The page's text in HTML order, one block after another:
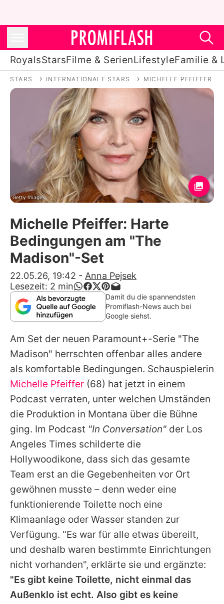
RoyalsStarsFilme & SerienLifestyleFamilie &
Royals
Stars
Filme & Serien
Lifestyle
Familie & Liebe
Promiflash Exklusiv
Alle Themen auf Promiflash
Jobs
App runterladen
Team
Redaktionelle Richtlinien
Impressum
Datenschutzerklärung
Nutzungsbedingungen
Utiq verwalten
STARS INTERNATIONALE STARS MICHELLE PFEIFFER
Getty Images
Michelle Pfeiffer: Harte
Bedingungen am "The
Madison"-Set
22.05.26, 19:42 - Anna Pejsek
Lesezeit: 2 min
Damit du die spannendsten
Promiflash-News auch bei
Google siehst.
Am Set der neuen Paramount+-Serie "The
Madison" herrschten offenbar alles andere
als komfortable Bedingungen. Schauspielerin
Michelle Pfeiffer (68) hat jetzt in einem
Podcast verraten, unter welchen Umständen
die Produktion in Montana über die Bühne
ging. Im Podcast "In Conversation" der Los
Angeles Times schilderte die
Hollywoodikone, dass sich das gesamte
Team erst an die Gegebenheiten vor Ort
gewöhnen musste – denn weder eine
funktionierende Toilette noch eine
Klimaanlage oder Wasser standen zur
Verfügung. "Es war für alle etwas übereilt,
und deshalb waren bestimmte Einrichtungen
nicht vorhanden", erklärte sie und ergänzte:
"Es gibt keine Toilette, nicht einmal das
Außenklo ist echt. Also gibt es keine